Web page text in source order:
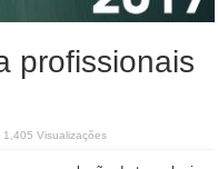
profissionais
1,405 Visualizações